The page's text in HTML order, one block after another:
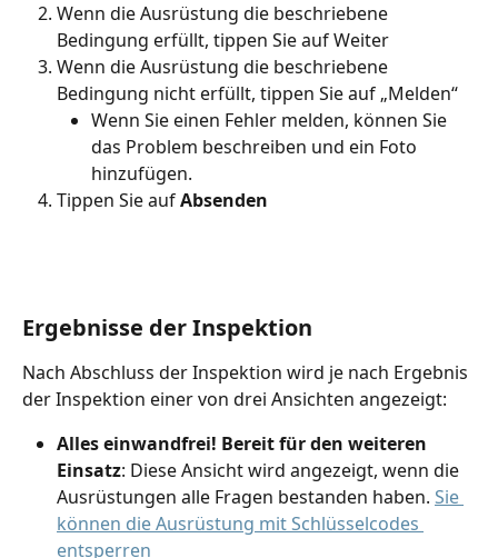
Wenn die Ausrüstung die beschriebene
Bedingung erfüllt, tippen Sie auf Weiter
Wenn die Ausrüstung die beschriebene
Bedingung nicht erfüllt, tippen Sie auf „Melden“
Wenn Sie einen Fehler melden, können Sie
das Problem beschreiben und ein Foto
hinzufügen.
Tippen Sie auf Absenden
Ergebnisse der Inspektion
Nach Abschluss der Inspektion wird je nach Ergebnis
der Inspektion einer von drei Ansichten angezeigt:
Alles einwandfrei! Bereit für den weiteren
Einsatz: Diese Ansicht wird angezeigt, wenn die
Ausrüstungen alle Fragen bestanden haben. Sie
können die Ausrüstung mit Schlüsselcodes
entsperren